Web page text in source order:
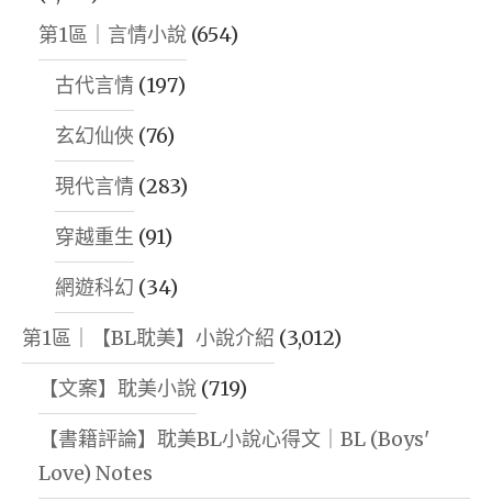
第1區｜言情小說 (654)
古代言情 (197)
玄幻仙俠 (76)
現代言情 (283)
穿越重生 (91)
網遊科幻 (34)
第1區｜【BL耽美】小說介紹 (3,012)
【文案】耽美小說 (719)
【書籍評論】耽美BL小說心得文｜BL (Boys'
Love) Notes